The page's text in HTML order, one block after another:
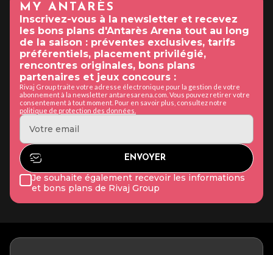
MY ANTARÈS
Inscrivez-vous à la newsletter et recevez
les bons plans d'Antarès Arena tout au long
de la saison : préventes exclusives, tarifs
préférentiels, placement privilégié,
rencontres originales, bons plans
partenaires et jeux concours :
Rivaj Group traite votre adresse électronique pour la gestion de votre
abonnement à la newsletter antaresarena.com. Vous pouvez retirer votre
consentement à tout moment. Pour en savoir plus, consultez notre
politique de protection des données.
Je souhaite également recevoir les informations
et bons plans de Rivaj Group